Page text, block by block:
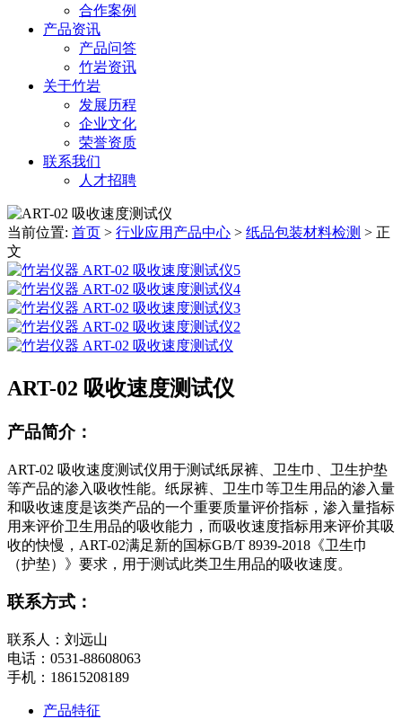
合作案例
产品资讯
产品问答
竹岩资讯
关于竹岩
发展历程
企业文化
荣誉资质
联系我们
人才招聘
当前位置: 首页 > 行业应用产品中心 > 纸品包装材料检测 > 正
文
ART-02 吸收速度测试仪
产品简介：
ART-02 吸收速度测试仪用于测试纸尿裤、卫生巾、卫生护垫
等产品的渗入吸收性能。纸尿裤、卫生巾等卫生用品的渗入量
和吸收速度是该类产品的一个重要质量评价指标，渗入量指标
用来评价卫生用品的吸收能力，而吸收速度指标用来评价其吸
收的快慢，ART-02满足新的国标GB/T 8939-2018《卫生巾
（护垫）》要求，用于测试此类卫生用品的吸收速度。
联系方式：
联系人：刘远山
电话：0531-88608063
手机：18615208189
产品特征